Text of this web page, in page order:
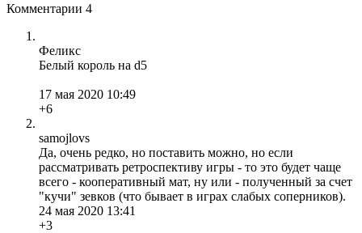
Комментарии 4
Феликс
Белый король на d5
17 мая 2020 10:49
+6
samojlovs
Да, очень редко, но поставить можно, но если
рассматривать ретроспективу игры - то это будет чаще
всего - кооперативный мат, ну или - полученный за счет
"кучи" зевков (что бывает в играх слабых соперников).
24 мая 2020 13:41
+3